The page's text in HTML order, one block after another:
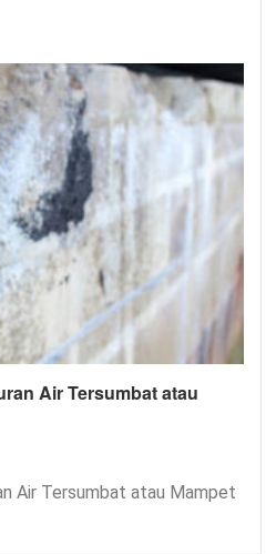
Air Tersumbat atau
Air Tersumbat atau Mampet